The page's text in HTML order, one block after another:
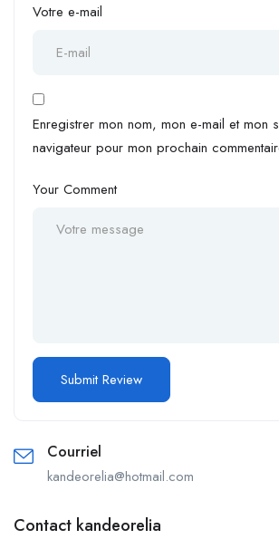
Votre e-mail
Enregistrer mon nom, mon e-mail et mon
navigateur pour mon prochain
Your Comment
Courriel
kandeorelia@hotmail.com
Contact kandeorelia